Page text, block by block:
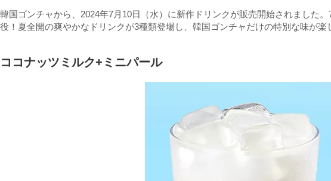
韓国ゴンチャから、2024年7月10日（水）に新作ドリンクが販売開始されました
役！夏全開の爽やかなドリンクが3種類登場し、韓国ゴンチャだけの特別な味が楽
ココナッツミルク+ミニパール